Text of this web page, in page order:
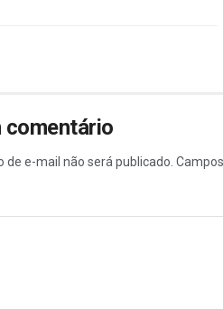
comentário
de e-mail não será publicado.